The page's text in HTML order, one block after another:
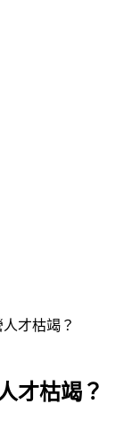
才枯竭？
才枯竭？